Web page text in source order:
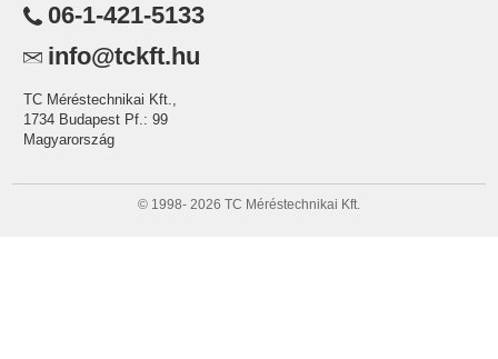
06-1-421-5133
info@tckft.hu
TC Méréstechnikai Kft.,
1734 Budapest Pf.: 99
Magyarország
© 1998- 2026 TC Méréstechnikai Kft.